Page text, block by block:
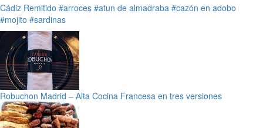
Cádiz Remitido #arroces #atun de almadraba #cazón en adobo
#mojito #sardinas
Robuchon Madrid – Alta Cocina Francesa en tres versiones